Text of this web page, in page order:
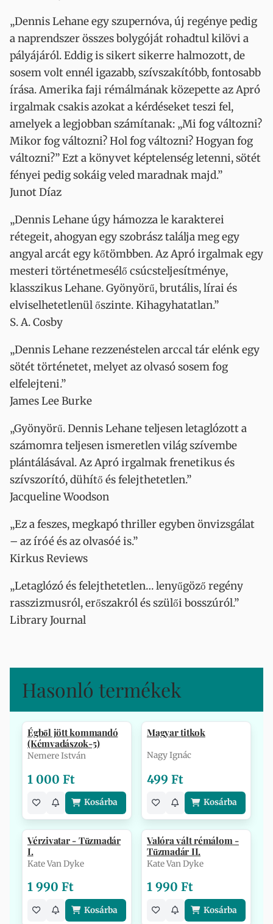
„Dennis Lehane egy szupernóva, új regénye pedig
a naprendszer összes bolygóját rohadtul kilövi a
pályájáról. Eddig is sikert sikerre halmozott, de
sosem volt ennél igazabb, szívszakítóbb, fontosabb
írása. Amerika faji rémálmának közepette az Apró
irgalmak csakis azokat a kérdéseket teszi fel,
amelyek a legjobban számítanak: „Mi fog változni?
Mikor fog változni? Hol fog változni? Hogyan fog
változni?” Ezt a könyvet képtelenség letenni, sötét
fényei pedig sokáig veled maradnak majd.”
Junot Díaz
„Dennis Lehane úgy hámozza le karakterei
rétegeit, ahogyan egy szobrász találja meg egy
angyal arcát egy kőtömbben. Az Apró irgalmak egy
mesteri történetmesélő csúcsteljesítménye,
klasszikus Lehane. Gyönyörű, brutális, lírai és
elviselhetetlenül őszinte. Kihagyhatatlan.”
S. A. Cosby
„Dennis Lehane rezzenéstelen arccal tár elénk egy
sötét történetet, melyet az olvasó sosem fog
elfelejteni.”
James Lee Burke
„Gyönyörű. Dennis Lehane teljesen letaglózott a
számomra teljesen ismeretlen világ szívembe
plántálásával. Az Apró irgalmak frenetikus és
szívszorító, dühítő és felejthetetlen.”
Jacqueline Woodson
„Ez a feszes, megkapó thriller egyben önvizsgálat
– az íróé és az olvasóé is.”
Kirkus Reviews
„Letaglózó és felejthetetlen… lenyűgöző regény
rasszizmusról, erőszakról és szülői bosszúról.”
Library Journal
Hasonló termékek
Égből jött kommandó
(Kémvadászok-5)
Nemere István
1 000 Ft
Kosárba
Magyar titkok
Nagy Ignác
499 Ft
Kosárba
Vérzivatar - Tűzmadár
I.
Kate Van Dyke
1 990 Ft
Kosárba
Valóra vált rémálom -
Tűzmadár II.
Kate Van Dyke
1 990 Ft
Kosárba